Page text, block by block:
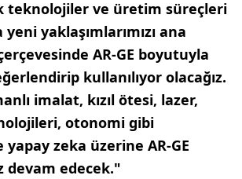
teknolojiler ve üretim süreçleri
yaklaşımlarımızı ana
AR-GE boyutuyla
kullanılıyor olacağız.
imalat, kızıl ötesi, lazer,
otonomi gibi
zeka üzerine AR-GE
edecek."